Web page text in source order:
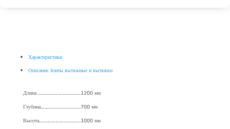
Характеристики
Описание Зонты вытяжные и вытяжки
Длина ………………………….1200 мм
Глубина………………………..700 мм
Высота………………………...1000 мм